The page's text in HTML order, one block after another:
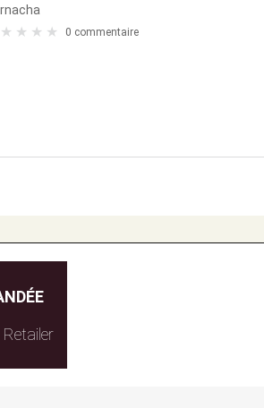
0 commentaire